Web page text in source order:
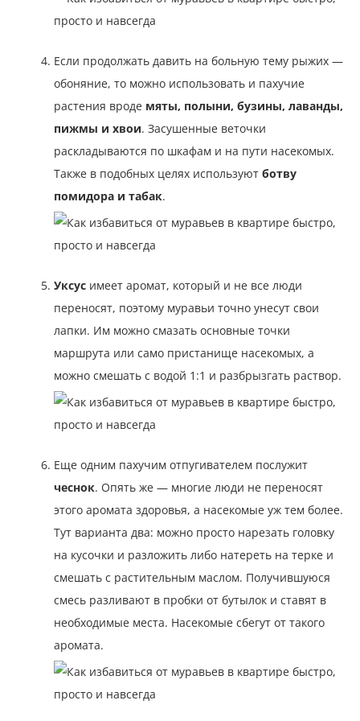
Если продолжать давить на больную тему рыжих —
обоняние, то можно использовать и пахучие
растения вроде мяты, полыни, бузины, лаванды,
пижмы и хвои. Засушенные веточки
раскладываются по шкафам и на пути насекомых.
Также в подобных целях используют ботву
помидора и табак.
Уксус имеет аромат, который и не все люди
переносят, поэтому муравьи точно унесут свои
лапки. Им можно смазать основные точки
маршрута или само пристанище насекомых, а
можно смешать с водой 1:1 и разбрызгать раствор.
Еще одним пахучим отпугивателем послужит
чеснок. Опять же — многие люди не переносят
этого аромата здоровья, а насекомые уж тем более.
Тут варианта два: можно просто нарезать головку
на кусочки и разложить либо натереть на терке и
смешать с растительным маслом. Получившуюся
смесь разливают в пробки от бутылок и ставят в
необходимые места. Насекомые сбегут от такого
аромата.